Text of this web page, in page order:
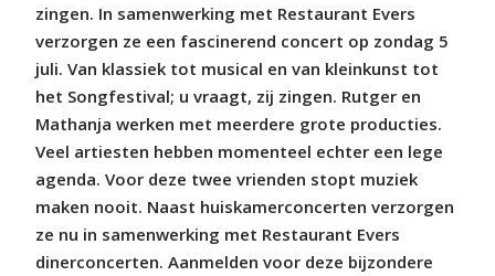
zingen. In samenwerking met Restaurant Evers
verzorgen ze een fascinerend concert op zondag 5
juli. Van klassiek tot musical en van kleinkunst tot
het Songfestival; u vraagt, zij zingen. Rutger en
Mathanja werken met meerdere grote producties.
Veel artiesten hebben momenteel echter een lege
agenda. Voor deze twee vrienden stopt muziek
maken nooit. Naast huiskamerconcerten verzorgen
ze nu in samenwerking met Restaurant Evers
dinerconcerten. Aanmelden voor deze bijzondere